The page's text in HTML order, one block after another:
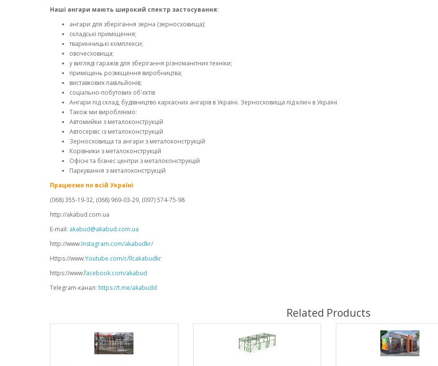
Наші ангари мають широкий спектр застосування:
ангари для зберігання зерна (зерносховища);
складські приміщення;
тваринницькі комплекси;
овочесховища;
у вигляді гаражів для зберігання різноманітних техніки;
приміщень розміщення виробництва;
виставкових павільйонів;
соціально-побутових об'єктів
Ангари під склад, будівництво каркасних ангарів в Україні. Зерносховища під ключ в Україні
Також ми виробляємо:
Автомийки з металоконструкцій
Автосервіс із металоконструкцій
Зерносховища та ангари з металоконструкцій
Корівники з металоконструкцій
Офісні та бізнес центри з металоконструкцій
Паркування з металоконструкцій
Працюємо по всій Україні
(068) 355-19-32, (068) 969-03-29, (097) 574-75-98
http://akabud.com.ua
E-mail: akabud@akabud.com.ua
http://www.Instagram.com/akabudkr/
Https://www.Youtube.com/c/llcakabudkr ⠀
https://www.facebook.com/akabud
Telegram-канал: https://t.me/akabudd
Related Products